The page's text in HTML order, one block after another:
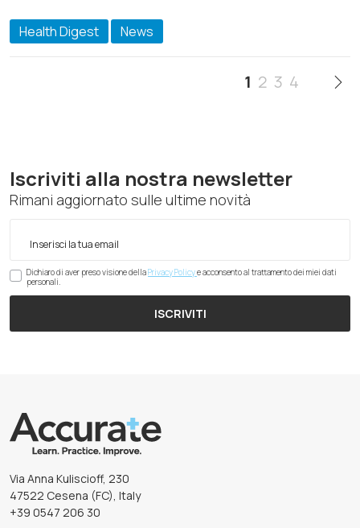
Health Digest News
1 2 3 4
Iscriviti alla nostra newsletter
Rimani aggiornato sulle ultime novità
Dichiaro di aver preso visione dellaPrivacy Policye acconsento al trattamento dei miei dati
personali.
ISCRIVITI
Via Anna Kuliscioff, 230
47522 Cesena (FC), Italy
+39 0547 206 30